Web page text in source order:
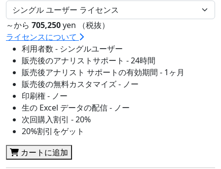
～から 705,250yen （税抜）
ライセンスについて
利用者数 - シングルユーザー
販売後のアナリストサポート - 24時間
販売後アナリスト サポートの有効期間 - 1ヶ月
販売後の無料カスタマイズ - ノー
印刷権 - ノー
生の Excel データの配信 - ノー
次回購入割引 - 20%
20%割引をゲット
カートに追加